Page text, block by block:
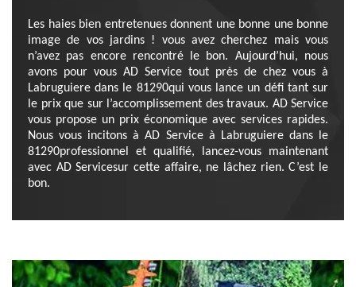
Les haies bien entretenues donnent une bonne une bonne
image de vos jardins ! vous avez cherchez mais vous
n’avez pas encore rencontré le bon. Aujourd’hui, nous
avons pour vous AD Service tout près de chez vous à
Labruguiere dans le 81290qui vous lance un défi tant sur
le prix que sur l’accomplissement des travaux. AD Service
vous propose un prix économique avec services rapides.
Nous vous incitons à AD Service à Labruguiere dans le
81290professionnel et qualifié, lancez-vous maintenant
avec AD Servicesur cette affaire, ne lâchez rien. C’est le
bon.